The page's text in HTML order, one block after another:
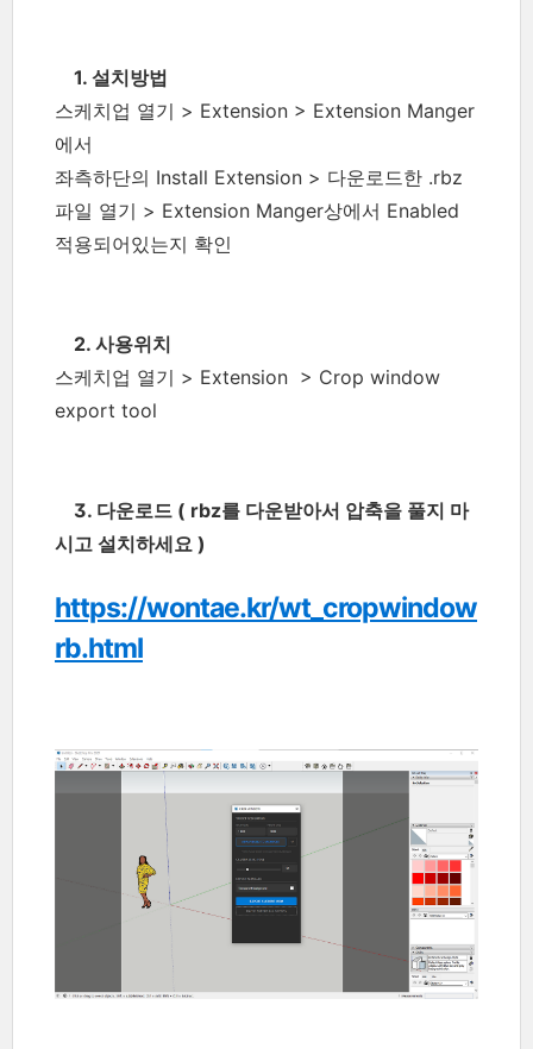
1. 설치방법
스케치업 열기 > Extension > Extension Manger
에서
좌측하단의 Install Extension > 다운로드한 .rbz
파일 열기 > Extension Manger상에서 Enabled
적용되어있는지 확인
2. 사용위치
스케치업 열기 > Extension > Crop window
export tool
3. 다운로드 ( rbz를 다운받아서 압축을 풀지 마
시고 설치하세요 )
https://wontae.kr/wt_cropwindow
rb.html